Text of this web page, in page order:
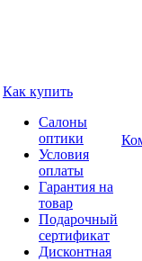
Как купить
Салоны
оптики
Условия
оплаты
Гарантия на
товар
Подарочный
сертификат
Дисконтная